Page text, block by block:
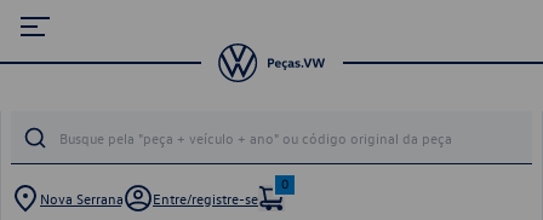
Nova Serrana Entre/registre-se
0